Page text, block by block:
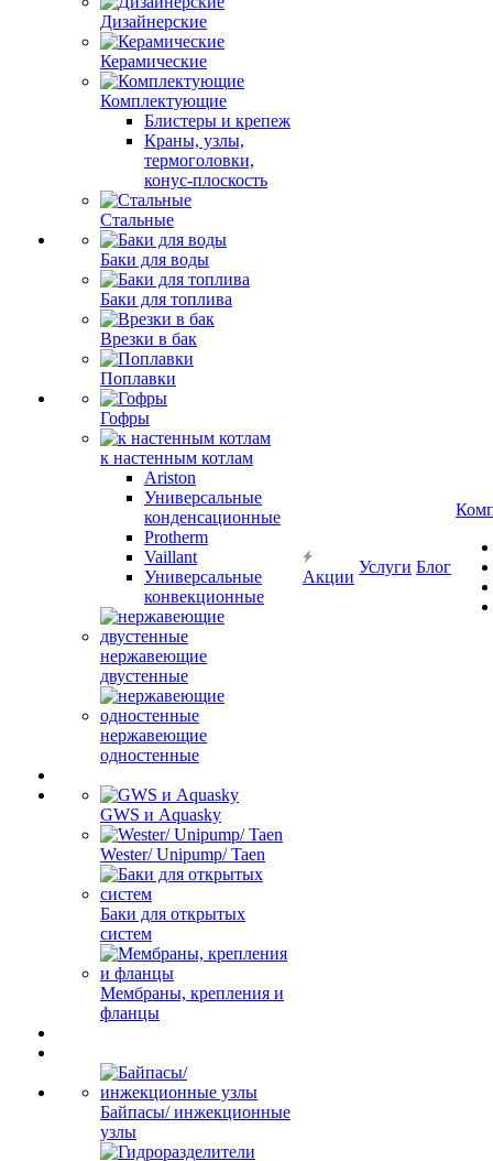
Дизайнерские
Керамические
Комплектующие
Блистеры и крепеж
Краны, узлы,
термоголовки,
конус-плоскость
Стальные
Баки для воды
Баки для топлива
Врезки в бак
Поплавки
Гофры
к настенным котлам
Ariston
Универсальные
конденсационные
Protherm
Vaillant
Универсальные
конвекционные
нержавеющие
двустенные
нержавеющие
одностенные
GWS и Aquasky
Wester/ Unipump/ Taen
Баки для открытых
систем
Мембраны, крепления и
фланцы
Байпасы/ инжекционные
узлы
Акции
Услуги Блог